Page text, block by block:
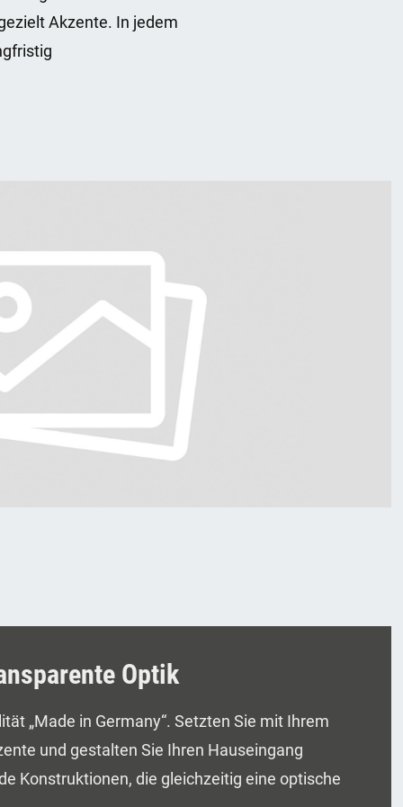
Akzente. In jedem
Optik
„Made in Germany“. Setzten Sie mit Ihrem
und gestalten Sie Ihren Hauseingang
Konstruktionen, die gleichzeitig eine optische